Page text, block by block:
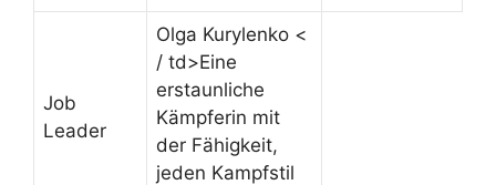
Job
Leader
Olga Kurylenko <
/ td>Eine
erstaunliche
Kämpferin mit
der Fähigkeit,
jeden Kampfstil